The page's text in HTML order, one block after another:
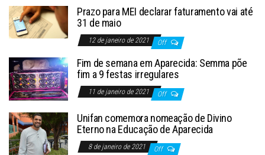
Prazo para MEI declarar faturamento vai até
31 de maio
12 de janeiro de 2021 Off
Fim de semana em Aparecida: Semma põe
fim a 9 festas irregulares
11 de janeiro de 2021 Off
Unifan comemora nomeação de Divino
Eterno na Educação de Aparecida
8 de janeiro de 2021 Off